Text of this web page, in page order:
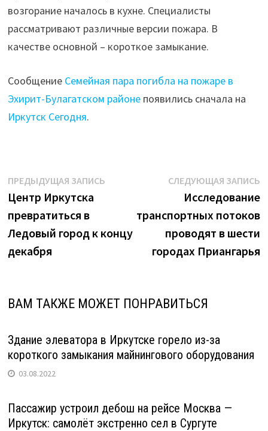
возгорание началось в кухне. Специалисты
рассматривают различные версии пожара. В
качестве основной – короткое замыкание.
Сообщение Семейная пара погибла на пожаре в
Эхирит-Булагатском районепоявились сначала на
Иркутск Сегодня.
Навигация
по
записям
ПРЕДЫДУЩАЯ ЗАПИСЬПредыдущая
Центр Иркутска
превратиться в
Ледовый город к концу
декабря
СЛЕДУЮЩАЯ ЗАПИСЬ
Исследование
транспортных потоков
проводят в шести
городах Приангарья
ВАМ ТАКЖЕ МОЖЕТ ПОНРАВИТЬСЯ
Здание элеватора в Иркутске горело из-за
короткого замыкания майнингового оборудования
03.08.2022
Пассажир устроил дебош на рейсе Москва —
Иркутск: самолёт экстренно сел в Сургуте